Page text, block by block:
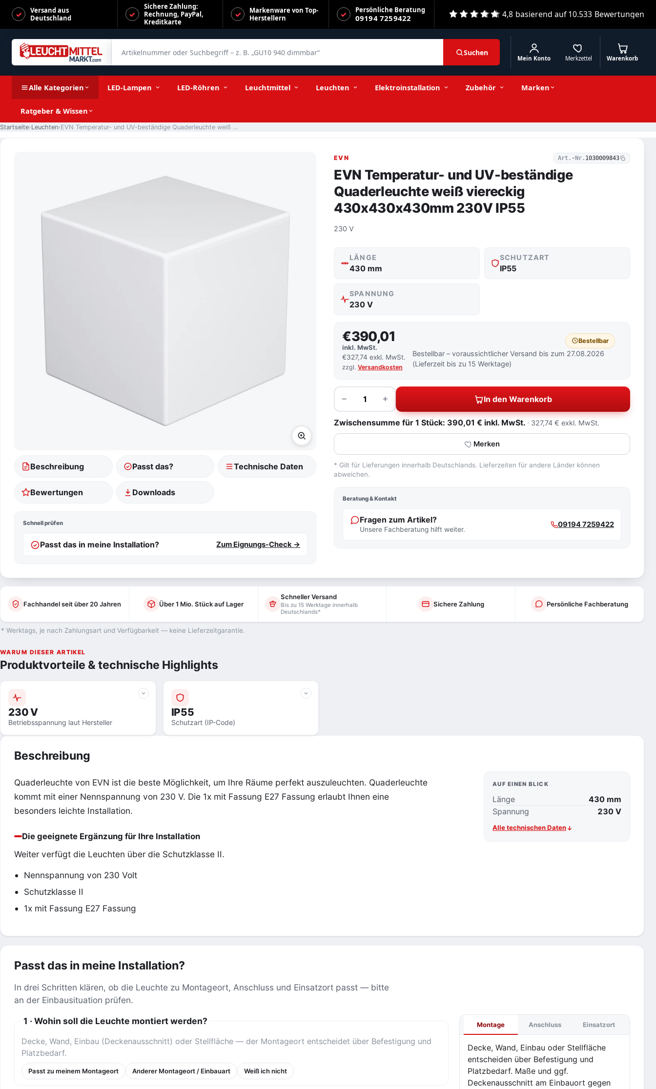
Versand aus
Deutschland
Sichere Zahlung:
Rechnung, PayPal,
Kreditkarte
Markenware von Top-
Herstellern
Persönliche Beratung
09194 7259422 4,8 basierend auf10.533 Bewertungen
Suchen
Merkzettel
Mein Konto Warenkorb
Alle Kategorien LED-Lampen LED-Röhren Leuchtmittel Leuchten Elektroinstallation Zubehör Marken
Ratgeber & Wissen
Startseite Leuchten EVN Temperatur- und UV-beständige Quaderleuchte weiß viereckig 430x430x430mm 230V IP55
EVN Art.-Nr. 1030009843
EVN Temperatur- und UV-beständige
Quaderleuchte weiß viereckig
430x430x430mm 230V IP55
230 V
Beschreibung Passt das? Technische Daten
Bewertungen Downloads
Schnell prüfen
Passt das in meine Installation? Zum Eignungs-Check →
LÄNGE
430 mm
SCHUTZART
IP55
SPANNUNG
230 V
€390,01
inkl. MwSt.
€327,74 exkl. MwSt.
zzgl.Versandkosten
Bestellbar
Bestellbar – voraussichtlicher Versand bis zum 27.08.2026
(Lieferzeit bis zu 15 Werktage)
−
Menge
+ In den Warenkorb
Zwischensumme für 1 Stück: 390,01 € inkl. MwSt. 327,74 € exkl. MwSt.
Merken
* Gilt für Lieferungen innerhalb Deutschlands. Lieferzeiten für andere Länder können
abweichen.
Beratung & Kontakt
Fragen zum Artikel?
Unsere Fachberatung hilft weiter.
09194 7259422
Fachhandel seit über 20 Jahren Über 1 Mio. Stück auf Lager
Schneller Versand
Bis zu 15 Werktage innerhalb
Deutschlands*
Sichere Zahlung Persönliche Fachberatung
* Werktags, je nach Zahlungsart und Verfügbarkeit — keine Lieferzeitgarantie.
EVN Temperatur- und UV-beständige Quaderleuchte weiß viereckig 430x430x430mm 230V IP55 −
Stückzahl + 390,01 € inkl. MwSt. In den Warenkorb
WARUM DIESER ARTIKEL
Produktvorteile & technische Highlights
230 V
Betriebsspannung laut Hersteller
IP55
Schutzart (IP-Code)
Beschreibung
Quaderleuchte von EVN ist die beste Möglichkeit, um Ihre Räume perfekt auszuleuchten. Quaderleuchte
kommt mit einer Nennspannung von 230 V. Die 1x mit Fassung E27 Fassung erlaubt Ihnen eine
besonders leichte Installation.
Die geeignete Ergänzung für Ihre Installation
Weiter verfügt die Leuchten über die Schutzklasse II.
Nennspannung von 230 Volt
Schutzklasse II
1x mit Fassung E27 Fassung
AUF EINEN BLICK
Länge
430 mm
Spannung
230 V
Alle technischen Daten
Passt das in meine Installation?
In drei Schritten klären, ob die Leuchte zu Montageort, Anschluss und Einsatzort passt — bitte
an der Einbausituation prüfen.
1 · Wohin soll die Leuchte montiert werden?
Decke, Wand, Einbau (Deckenausschnitt) oder Stellfläche — der Montageort entscheidet über Befestigung und
Platzbedarf.
Passt zu meinem Montageort Anderer Montageort / Einbauart Weiß ich nicht
Montage Anschluss Einsatzort
Decke, Wand, Einbau oder Stellfläche
entscheiden über Befestigung und
Platzbedarf. Maße und ggf.
Deckenausschnitt am Einbauort gegen